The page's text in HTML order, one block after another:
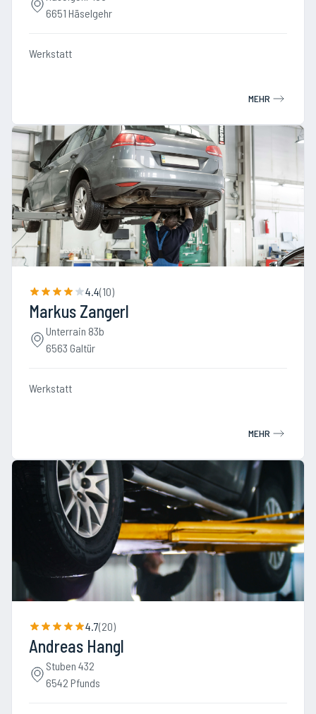
6651 Häselgehr
Werkstatt
MEHR
4.4(10)
Markus Zangerl
Unterrain 83b
6563 Galtür
Werkstatt
MEHR
4.7(20)
Andreas Hangl
Stuben 432
6542 Pfunds